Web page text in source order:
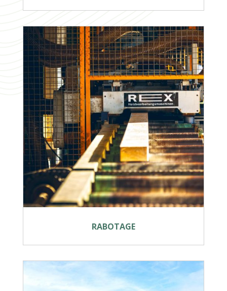
RABOTAGE